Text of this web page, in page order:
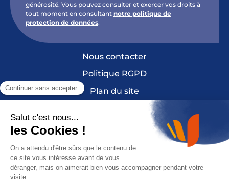
générosité. Vous pouvez consulter et exercer vos droits à
tout moment en consultant notre politique de
protection de données.
Nous contacter
Politique RGPD
Plan du site
Mentions légales et crédits